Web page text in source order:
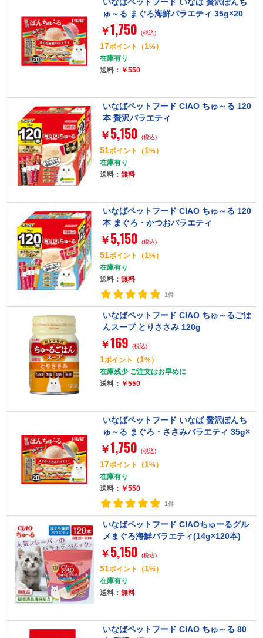
ゅ～る まぐろ海鮮バラエティ 35g×20
￥1,750 (税込)
17ポイント （1%）
在庫有り
送料： ￥550
いなばペットフード CIAO ちゅ～る 120
本 贅沢バラエティ
￥ 5,150 (税込)
51ポイント （1%）
在庫有り
送料： 無料
いなばペットフード CIAO ちゅ～る 120
本 まぐろ・かつおバラエティ
￥ 5,150 (税込)
51ポイント （1%）
在庫有り
送料： 無料
1件
いなばペットフード CIAO ちゅ～るごは
んスープ とりささみ 120g
￥169 (税込)
1ポイント （1%）
在庫残少 ご注文はお早めに
送料： ￥550
いなばペットフード いなば 贅沢ぽんち
ゅ～る まぐろ・ささみバラエティ 35g×
20
￥1,750 (税込)
17ポイント （1%）
在庫有り
送料： ￥550
1件
いなばペットフード CIAOちゅーるグル
メまぐろ海鮮バラエティ(14g×120本)
￥ 5,150 (税込)
51ポイント （1%）
在庫有り
送料： 無料
いなばペットフード CIAO ちゅ～る 80